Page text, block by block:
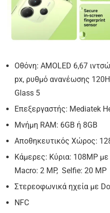
Οθόνη: AMOLED 6,67
px, ρυθμό ανανέωσης
Glass 5
Επεξεργαστής: Mediatek
Μνήμη RAM: 6GB ή 8GB
Αποθηκευτικός Χώρος:
Κάμερες: Κύρια: 108MP
Macro: 2 MP, Selfie: 20 MP
Στερεοφωνικά ηχεία με
NFC